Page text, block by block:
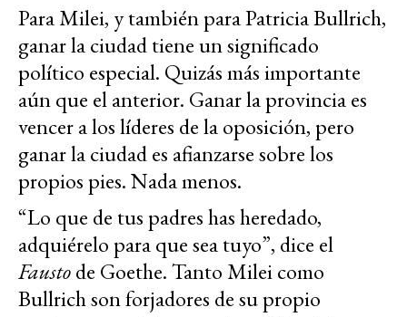
Para Milei, y también para Patricia Bullrich,
ganar la ciudad tiene un significado
político especial. Quizás más importante
aún que el anterior. Ganar la provincia es
vencer a los líderes de la oposición, pero
ganar la ciudad es afianzarse sobre los
propios pies. Nada menos.
“Lo que de tus padres has heredado,
adquiérelo para que sea tuyo”, dice el
Faustode Goethe. Tanto Milei como
Bullrich son forjadores de su propio